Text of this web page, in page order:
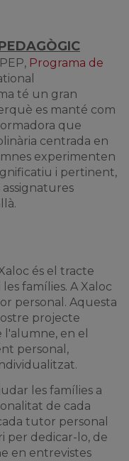
Programa de
té un gran
es manté com
que
centrada en
experimenten
i pertinent,
és el tracte
famílies. A Xaloc
personal. Aquesta
projecte
en el
personal,
les famílies a
de cada
tutor personal
per dedicar-lo, de
en entrevistes